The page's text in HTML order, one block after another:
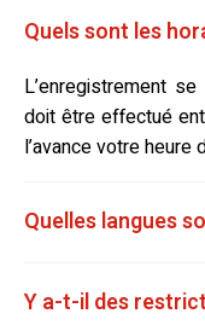
Quels sont les
L’enregistrement
doit être effectué
l’avance votre heure
Quelles langues
Y a-t-il des